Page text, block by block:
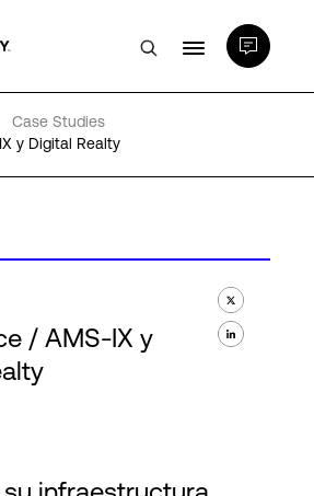
Case Studies
y Digital Realty
/ AMS-IX y